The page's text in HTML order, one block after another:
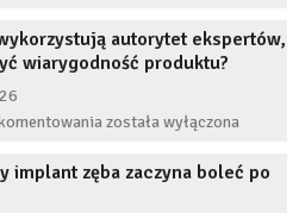
uzupełnię
implantem?
JDG
chroni
przed
komornikiem?
autorytet ekspertów,
wiarygodność produktu?
Jak
wykorzystują
została wyłączona
implant zęba zaczyna boleć po